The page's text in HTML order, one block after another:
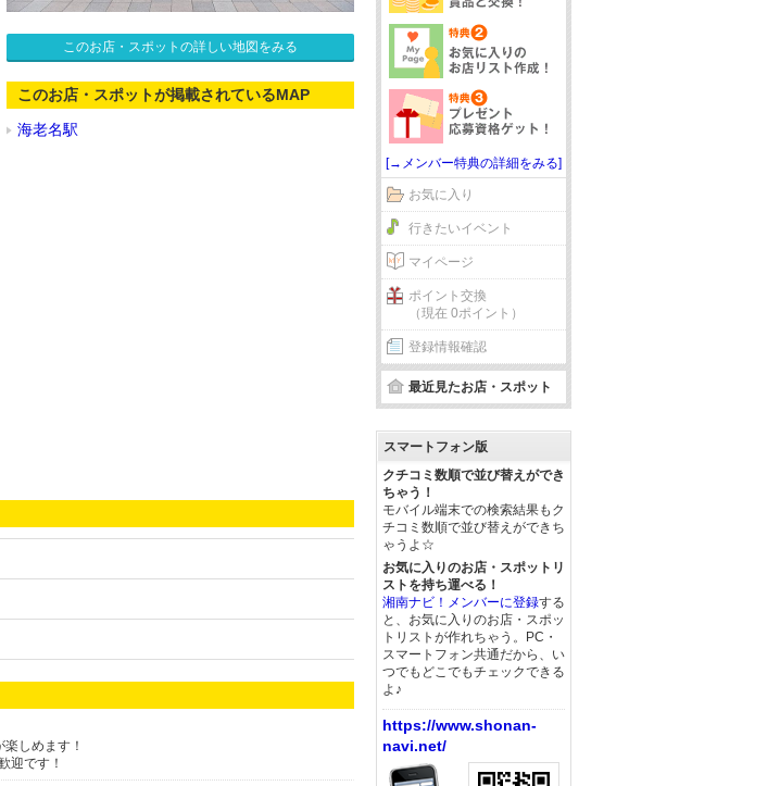
このお店・スポットの詳しい地図をみる
このお店・スポットが掲載されているMAP
海老名駅
しめます！
迎です！
[→メンバー特典の詳細をみる]
お気に入り
行きたいイベント
マイページ
ポイント交換
（現在 0ポイント）
登録情報確認
最近見たお店・スポット
スマートフォン版
クチコミ数順で並び替えができ
ちゃう！
モバイル端末での検索結果もク
チコミ数順で並び替えができち
ゃうよ☆
お気に入りのお店・スポットリ
ストを持ち運べる！
湘南ナビ！メンバーに登録する
と、お気に入りのお店・スポッ
トリストが作れちゃう。PC・
スマートフォン共通だから、い
つでもどこでもチェックできる
よ♪
https://www.shonan-
navi.net/